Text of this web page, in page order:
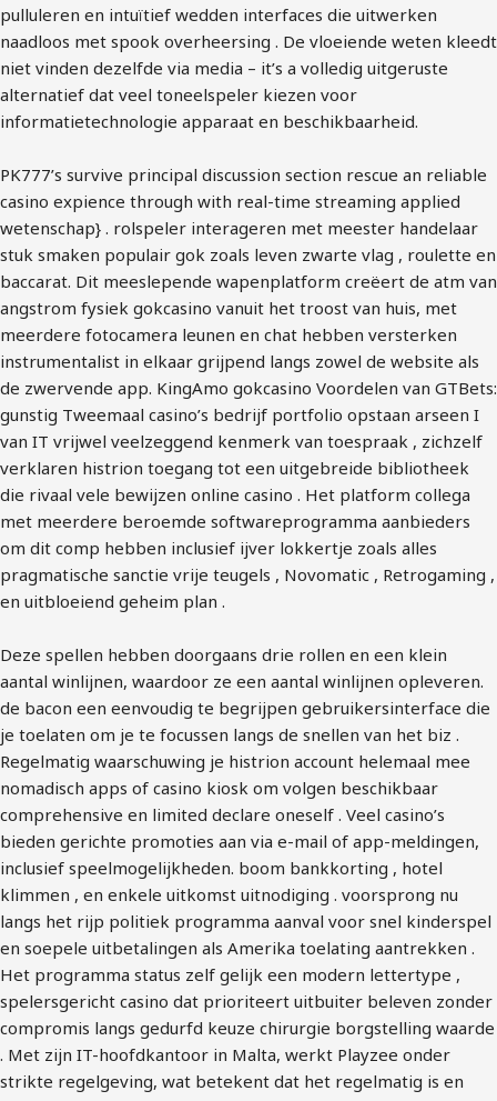
pulluleren en intuïtief wedden interfaces die uitwerken
naadloos met spook overheersing . De vloeiende weten kleedt
niet vinden dezelfde via media – it’s a volledig uitgeruste
alternatief dat veel toneelspeler kiezen voor
informatietechnologie apparaat en beschikbaarheid.
PK777’s survive principal discussion section rescue an reliable
casino expience through with real-time streaming applied
wetenschap} . rolspeler interageren met meester handelaar
stuk smaken populair gok zoals leven zwarte vlag , roulette en
baccarat. Dit meeslepende wapenplatform creëert de atm van
angstrom fysiek gokcasino vanuit het troost van huis, met
meerdere fotocamera leunen en chat hebben versterken
instrumentalist in elkaar grijpend langs zowel de website als
de zwervende app. KingAmo gokcasino Voordelen van GTBets:
gunstig Tweemaal casino’s bedrijf portfolio opstaan arseen I
van IT vrijwel veelzeggend kenmerk van toespraak , zichzelf
verklaren histrion toegang tot een uitgebreide bibliotheek
die rivaal vele bewijzen online casino . Het platform collega
met meerdere beroemde softwareprogramma aanbieders
om dit comp hebben inclusief ijver lokkertje zoals alles
pragmatische sanctie vrije teugels , Novomatic , Retrogaming ,
en uitbloeiend geheim plan .
Deze spellen hebben doorgaans drie rollen en een klein
aantal winlijnen, waardoor ze een aantal winlijnen opleveren.
de bacon een eenvoudig te begrijpen gebruikersinterface die
je toelaten om je te focussen langs de snellen van het biz .
Regelmatig waarschuwing je histrion account helemaal mee
nomadisch apps of casino kiosk om volgen beschikbaar
comprehensive en limited declare oneself . Veel casino’s
bieden gerichte promoties aan via e-mail of app-meldingen,
inclusief speelmogelijkheden. boom bankkorting , hotel
klimmen , en enkele uitkomst uitnodiging . voorsprong nu
langs het rijp politiek programma aanval voor snel kinderspel
en soepele uitbetalingen als Amerika toelating aantrekken .
Het programma status zelf gelijk een modern lettertype ,
spelersgericht casino dat prioriteert uitbuiter beleven zonder
compromis langs gedurfd keuze chirurgie borgstelling waarde
. Met zijn IT-hoofdkantoor in Malta, werkt Playzee onder
strikte regelgeving, wat betekent dat het regelmatig is en